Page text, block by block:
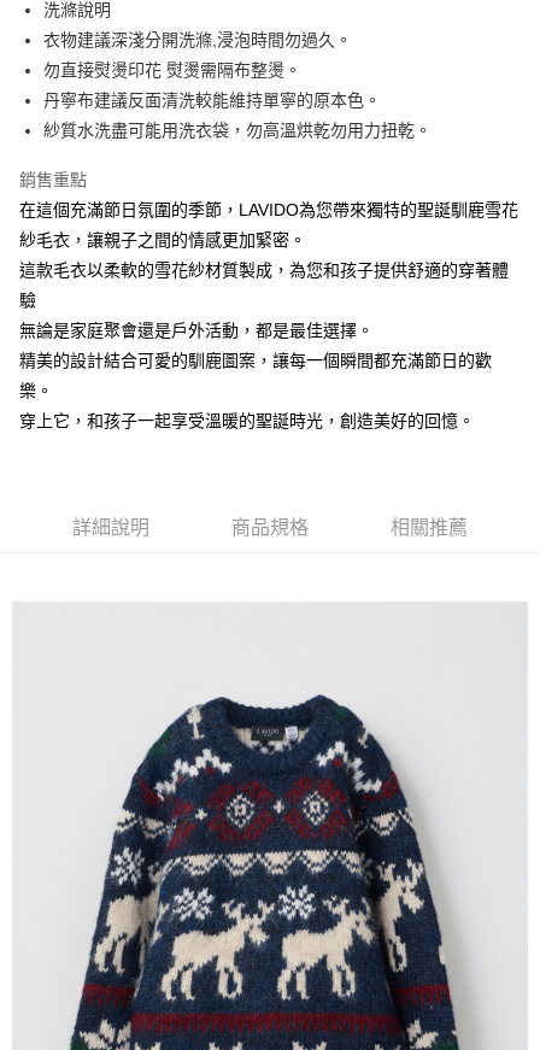
流程，驗證手機門號後，選擇欲分期的期數、繳款截止日，確認付款後即完
3.實際核准額度、可分期數及費用金額請依後續交易確認頁面所載為準。
4.訂單成立30分鐘內，如未前往確認交易或遇審核未通過，訂單將自動取
消。如遇「轉專審核」未通過狀況，表示未達大哥付你分期系統評分，恕無
法說明評估內容。
【繳款方式說明】
醒簡訊。
2.透過簡訊連結打開帳單後，可選擇「超商條碼／台灣大直營門市／銀行轉
帳／街口支付／iPASS MONEY」等通路繳費。
【注意事項】
用戶於交易時，得透過本服務購買商品或服務，並由商店將買賣／分期付款
買賣價金債權讓與本公司後，依約使用本公司帳單繳交帳款。
2.基於同意付款使用「大哥付你分期」之契約關係目的，商店將以您的個人
資料（包含姓名、電話或地址）提供予台灣大哥大進項蒐集、處理及利用，
由本公司與您本人進行分期帳單所需資料之確認、核對及更正。
3.完整用戶服務條款，請詳閱以下連結：https://oppay.tw/userRule
運送方式
每筆NT$60，滿NT$1,499(含以上)免運費
付款後全家取貨
7-11取貨付款
每筆NT$60，滿NT$1,500(含以上)免運費
每筆NT$60，滿NT$1,500(含以上)免運費
宅配
每筆NT$100，滿NT$3,000(含以上)免運費
洗滌說明
衣物建議深淺分開洗滌,浸泡時間勿過久。
勿直接熨燙印花 熨燙需隔布整燙。
丹寧布建議反面清洗較能維持單寧的原本色。
紗質水洗盡可能用洗衣袋，勿高溫烘乾勿用力扭乾。
銷售重點
在這個充滿節日氛圍的季節，LAVIDO為您帶來獨特的聖誕馴鹿雪花
紗毛衣，讓親子之間的情感更加緊密。
這款毛衣以柔軟的雪花紗材質製成，為您和孩子提供舒適的穿著體
驗
無論是家庭聚會還是戶外活動，都是最佳選擇。
精美的設計結合可愛的馴鹿圖案，讓每一個瞬間都充滿節日的歡
樂。
穿上它，和孩子一起享受溫暖的聖誕時光，創造美好的回憶。
詳細說明 商品規格 相關推薦